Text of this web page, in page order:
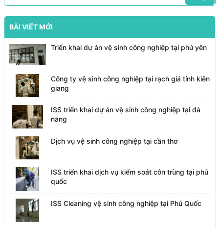
BÀI VIẾT MỚI
Triển khai dự án vệ sinh công nghiệp tại phú yên
Công ty vệ sinh công nghiệp tại rạch giá tỉnh kiên
giang
ISS triển khai dự án vệ sinh công nghiệp tại đà
nẵng
Dịch vụ vệ sinh công nghiệp tại cần thơ
ISS triển khai dịch vụ kiểm soát côn trùng tại phú
quốc
ISS Cleaning vệ sinh công nghiệp tại Phú Quốc